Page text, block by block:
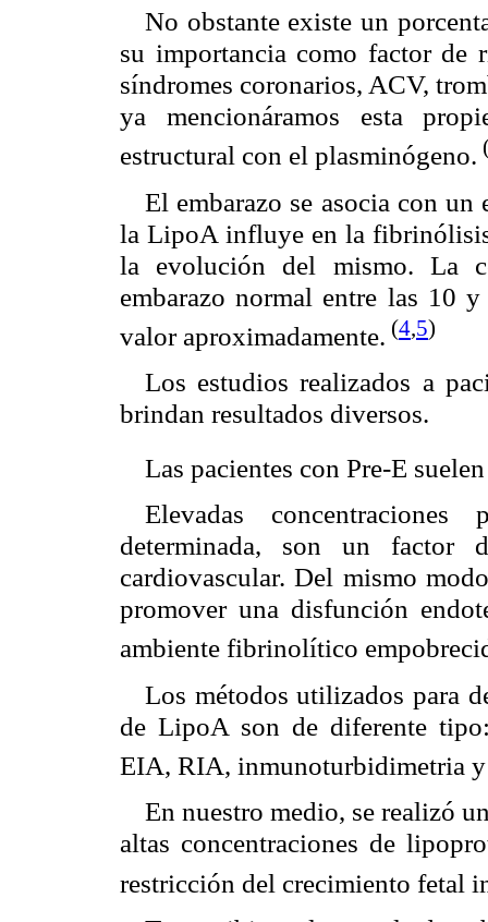
No obstante existe un
su importancia como factor de
síndromes coronarios, ACV,
ya mencionáramos esta
estructural con el plasminógeno.
El embarazo se asocia con
la LipoA influye en la
la evolución del mismo. La
embarazo normal entre las 10
valor aproximadamente. (4,5)
Los estudios realizados a
brindan resultados diversos.
Las pacientes con Pre-E
Elevadas concentraciones
determinada, son un factor
cardiovascular. Del mismo
promover una disfunción
ambiente fibrinolítico
Los métodos utilizados para
de LipoA son de diferente
EIA, RIA, inmunoturbidimetria
En nuestro medio, se realizó
altas concentraciones de
restricción del crecimiento fetal